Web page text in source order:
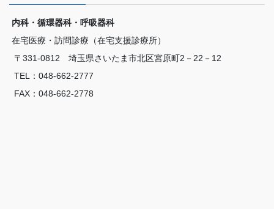
内科・循環器科・呼吸器科
在宅医療・訪問診療（在宅支援診療所）
〒331-0812 埼玉県さいたま市北区宮原町2－22－12
TEL：048-662-2777
FAX：048-662-2778